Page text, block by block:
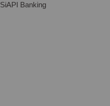
SiAPI Banking